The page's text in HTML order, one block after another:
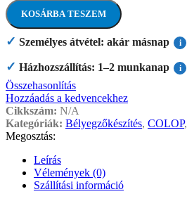
KOSÁRBA TESZEM
✓ Személyes átvétel: akár másnap i
✓ Házhozszállítás: 1–2 munkanap i
Összehasonlítás
Hozzáadás a kedvencekhez
Cikkszám: N/A
Kategóriák: Bélyegzőkészítés, COLOP,
Megosztás:
Leírás
Vélemények (0)
Szállítási információ